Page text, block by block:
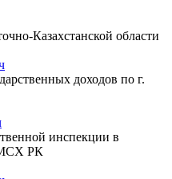
Казахстанской области
доходов по г.
инспекции в
МСХ РК